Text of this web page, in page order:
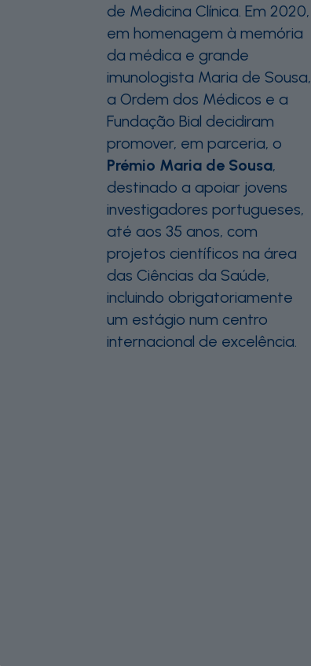
de Medicina Clínica. Em 2020,
em homenagem à memória
da médica e grande
imunologista Maria de Sousa,
a Ordem dos Médicos e a
Fundação Bial decidiram
promover, em parceria, o
Prémio Maria de Sousa,
destinado a apoiar jovens
investigadores portugueses,
até aos 35 anos, com
projetos científicos na área
das Ciências da Saúde,
incluindo obrigatoriamente
um estágio num centro
internacional de excelência.